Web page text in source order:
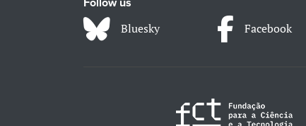
Bluesky Facebook